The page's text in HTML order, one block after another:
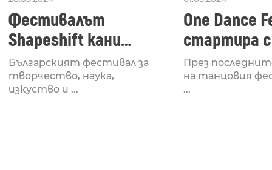
Фестивалът
Shapeshift кани
Fabrizio Mammarella
за откриването си
Българският фестивал за
творчество, наука,
изкуство и ...
One Dance
стартира
Lucid,
рейв
През
на танцовия
...